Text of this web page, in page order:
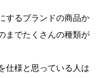
するブランドの商品か
までたくさんの種類が
仕様と思っている人は